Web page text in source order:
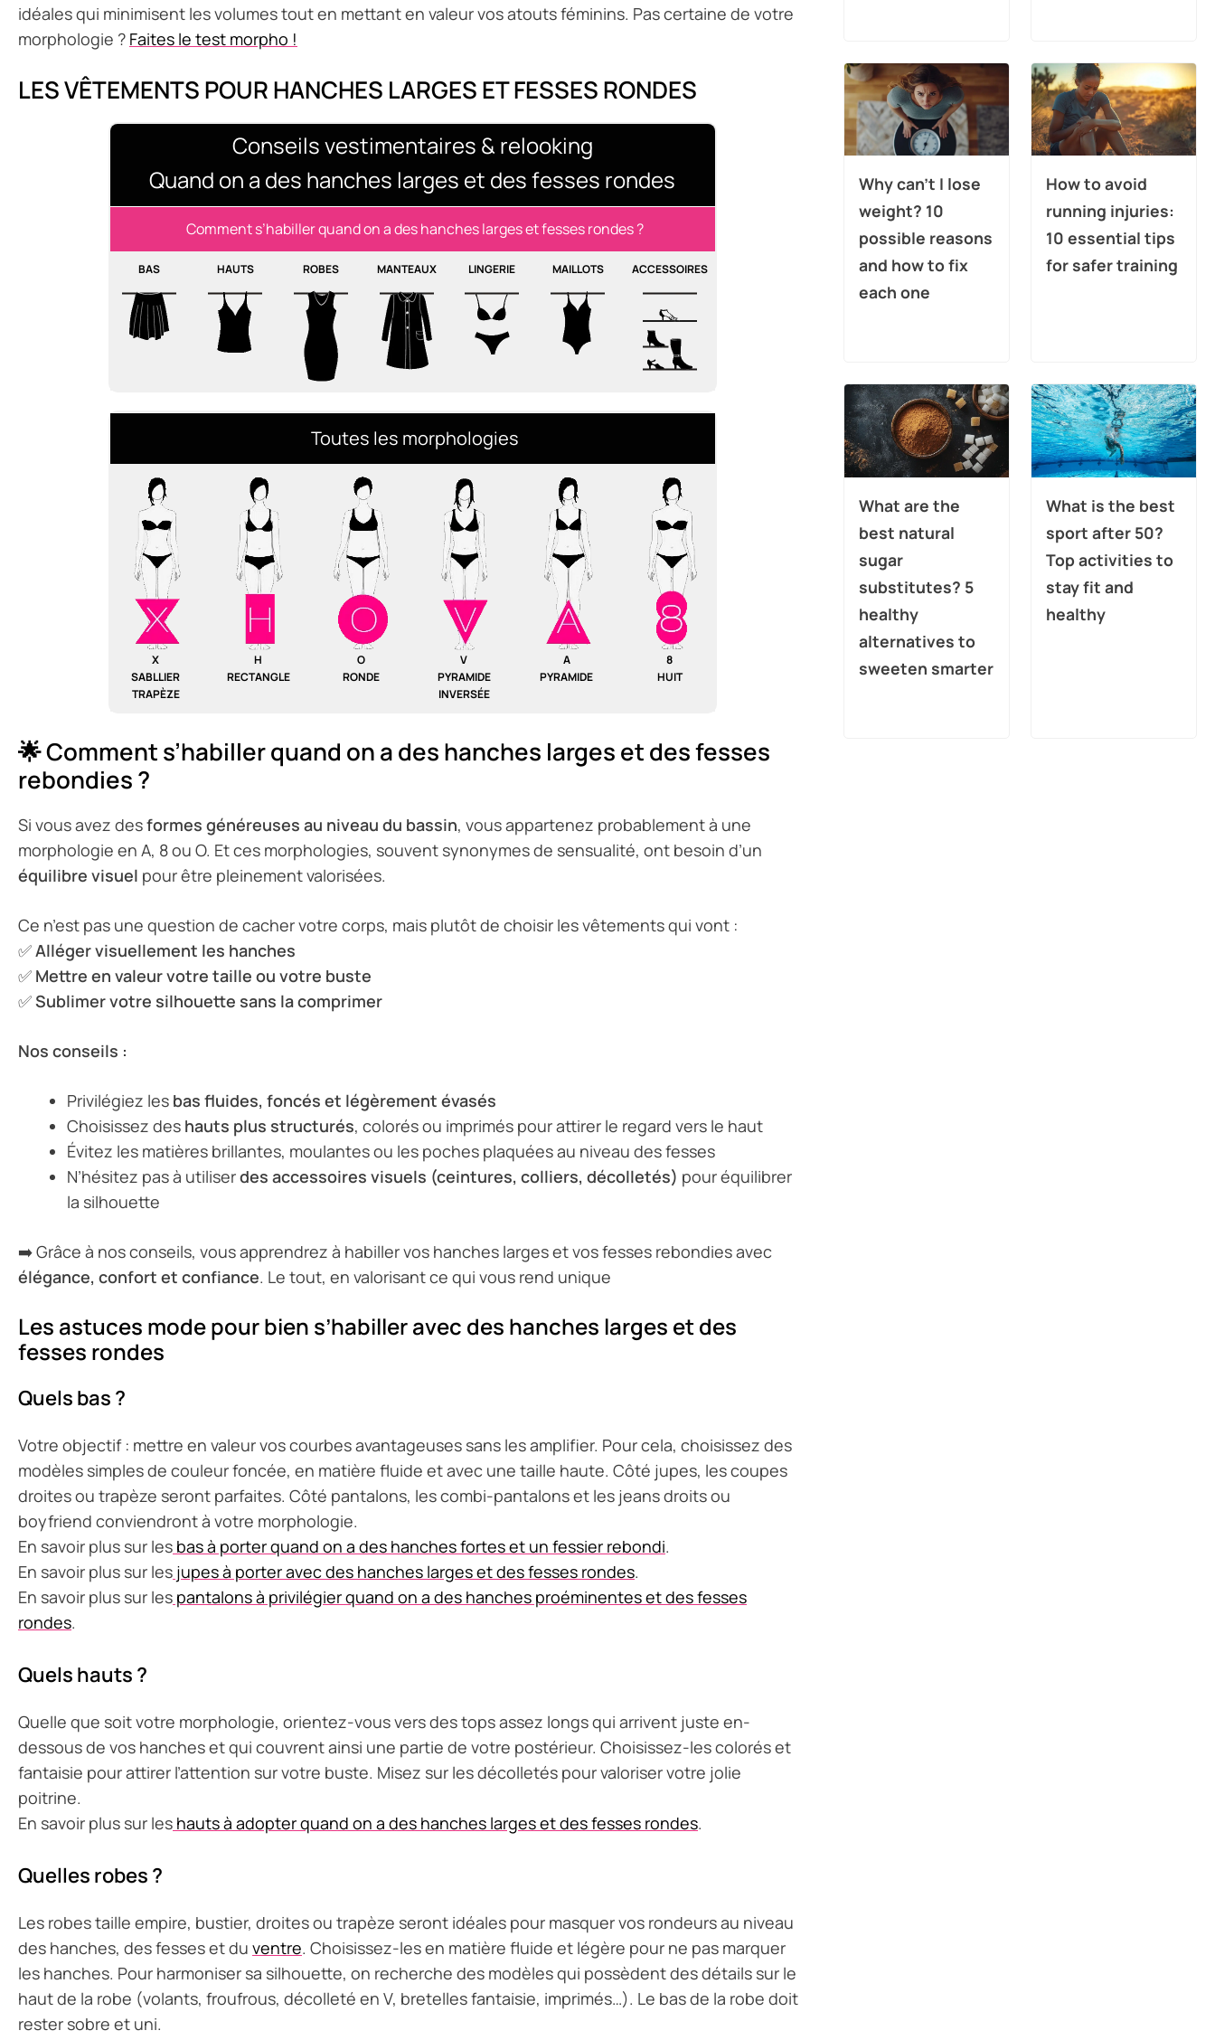
idéales qui minimisent les volumes tout en mettant en valeur vos atouts féminins. Pas certaine de votre
morphologie ? Faites le test morpho !
LES VÊTEMENTS POUR HANCHES LARGES ET FESSES RONDES
Conseils vestimentaires & relooking
Quand on a des hanches larges et des fesses rondes
Comment s’habiller quand on a des hanches larges et fesses rondes ?
BAS HAUTS ROBES MANTEAUX LINGERIE MAILLOTS ACCESSOIRES
Toutes les morphologies
X
SABLLIER
TRAPÈZE
H
RECTANGLE
O
RONDE
V
PYRAMIDE
INVERSÉE
A
PYRAMIDE
8
HUIT
🌟 Comment s’habiller quand on a des hanches larges et des fesses
rebondies ?
Si vous avez desformes généreuses au niveau du bassin, vous appartenez probablement à une
morphologie en A, 8 ou O. Et ces morphologies, souvent synonymes de sensualité, ont besoin d’un
équilibre visuel pour être pleinement valorisées.
Ce n’est pas une question de cacher votre corps, mais plutôt de choisir les vêtements qui vont :
✅Alléger visuellement les hanches
✅ Mettre en valeur votre taille ou votre buste
✅Sublimer votre silhouette sans la comprimer
Nos conseils :
Privilégiez les bas fluides, foncés et légèrement évasés
Choisissez des hauts plus structurés, colorés ou imprimés pour attirer le regard vers le haut
Évitez les matières brillantes, moulantes ou les poches plaquées au niveau des fesses
N’hésitez pas à utiliserdes accessoires visuels (ceintures, colliers, décolletés) pour équilibrer
la silhouette
➡️ Grâce à nos conseils, vous apprendrez à habiller vos hanches larges et vos fesses rebondies avec
élégance, confort et confiance. Le tout, en valorisant ce qui vous rend unique
Les astuces mode pour bien s’habiller avec des hanches larges et des
fesses rondes
Quels bas ?
Votre objectif : mettre en valeur vos courbes avantageuses sans les amplifier. Pour cela, choisissez des
modèles simples de couleur foncée, en matière fluide et avec une taille haute. Côté jupes, les coupes
droites ou trapèze seront parfaites. Côté pantalons, les combi-pantalons et les jeans droits ou
boyfriend conviendront à votre morphologie.
En savoir plus sur les bas à porter quand on a des hanches fortes et un fessier rebondi.
En savoir plus sur les jupes à porter avec des hanches larges et des fesses rondes.
En savoir plus sur les pantalons à privilégier quand on a des hanches proéminentes et des fesses
rondes.
Quels hauts ?
Quelle que soit votre morphologie, orientez-vous vers des tops assez longs qui arrivent juste en-
dessous de vos hanches et qui couvrent ainsi une partie de votre postérieur. Choisissez-les colorés et
fantaisie pour attirer l’attention sur votre buste. Misez sur les décolletés pour valoriser votre jolie
poitrine.
En savoir plus sur les hauts à adopter quand on a des hanches larges et des fesses rondes.
Quelles robes ?
Les robes taille empire, bustier, droites ou trapèze seront idéales pour masquer vos rondeurs au niveau
des hanches, des fesses et du ventre. Choisissez-les en matière fluide et légère pour ne pas marquer
les hanches. Pour harmoniser sa silhouette, on recherche des modèles qui possèdent des détails sur le
haut de la robe (volants, froufrous, décolleté en V, bretelles fantaisie, imprimés…). Le bas de la robe doit
rester sobre et uni.
Why can’t I lose
weight? 10
possible reasons
and how to fix
each one
How to avoid
running injuries:
10 essential tips
for safer training
What are the
best natural
sugar
substitutes? 5
healthy
alternatives to
sweeten smarter
What is the best
sport after 50?
Top activities to
stay fit and
healthy